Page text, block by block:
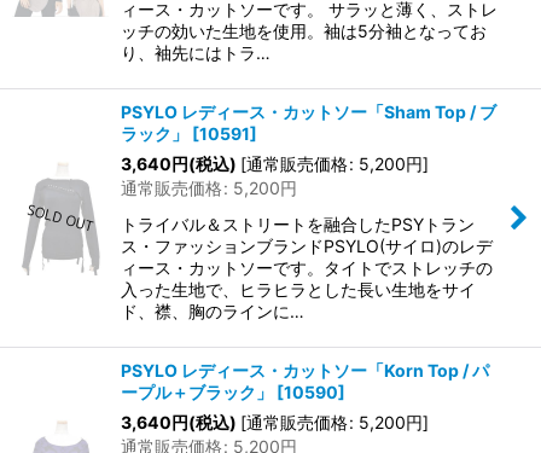
ィース・カットソーです。 サラッと薄く、ストレ
ッチの効いた生地を使用。袖は5分袖となってお
り、袖先にはトラ…
PSYLO レディース・カットソー「Sham Top / ブ
ラック」
[10591]
3,640円(税込) [通常販売価格: 5,200円]
通常販売価格: 5,200円
トライバル＆ストリートを融合したPSYトラン
ス・ファッションブランドPSYLO(サイロ)のレデ
ィース・カットソーです。タイトでストレッチの
入った生地で、ヒラヒラとした長い生地をサイ
ド、襟、胸のラインに…
PSYLO レディース・カットソー「Korn Top / パ
ープル＋ブラック」
[10590]
3,640円(税込) [通常販売価格: 5,200円]
通常販売価格: 5,200円